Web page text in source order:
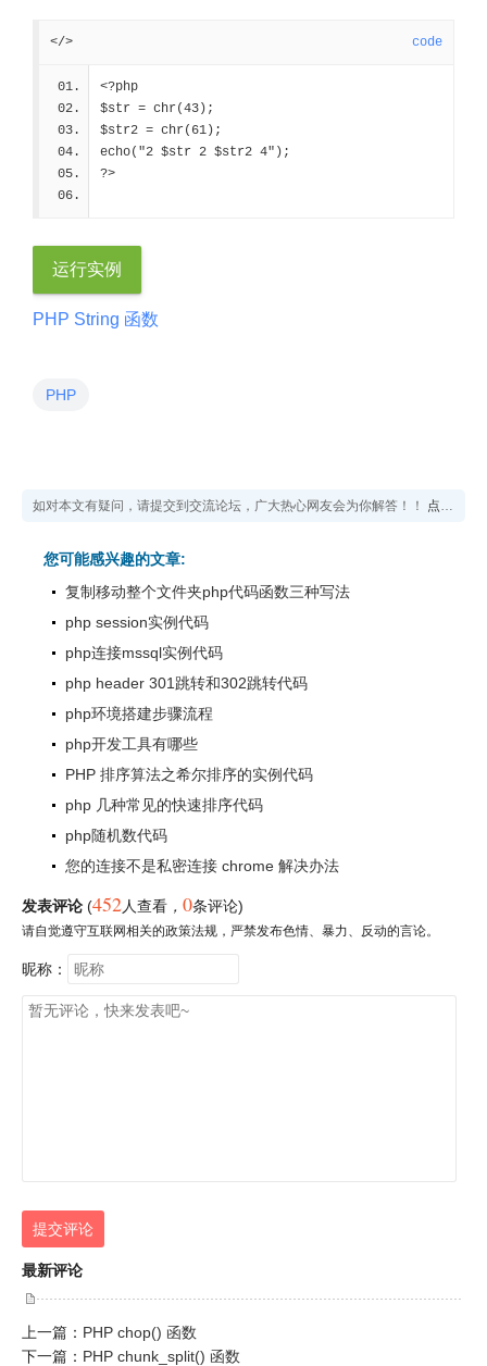
</> code
<?php
$str = chr(43);
$str2 = chr(61);
echo("2 $str 2 $str2 4");
?>
运行实例
PHP String 函数
PHP
如对本文有疑问，请提交到交流论坛，广大热心网友会为你解答！！ 点击进入论坛
您可能感兴趣的文章:
复制移动整个文件夹php代码函数三种写法
php session实例代码
php连接mssql实例代码
php header 301跳转和302跳转代码
php环境搭建步骤流程
php开发工具有哪些
PHP 排序算法之希尔排序的实例代码
php 几种常见的快速排序代码
php随机数代码
您的连接不是私密连接 chrome 解决办法
发表评论 (452人查看 ， 0条评论)
请自觉遵守互联网相关的政策法规，严禁发布色情、暴力、反动的言论。
昵称：
提交评论
最新评论
上一篇： PHP chop() 函数
下一篇： PHP chunk_split() 函数